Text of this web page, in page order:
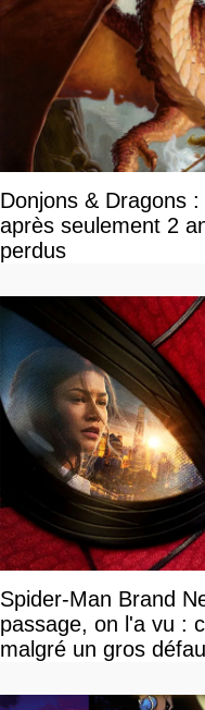
Donjons & Dragons
après seulement 2
perdus
Spider-Man Brand
passage, on l'a vu :
malgré un gros